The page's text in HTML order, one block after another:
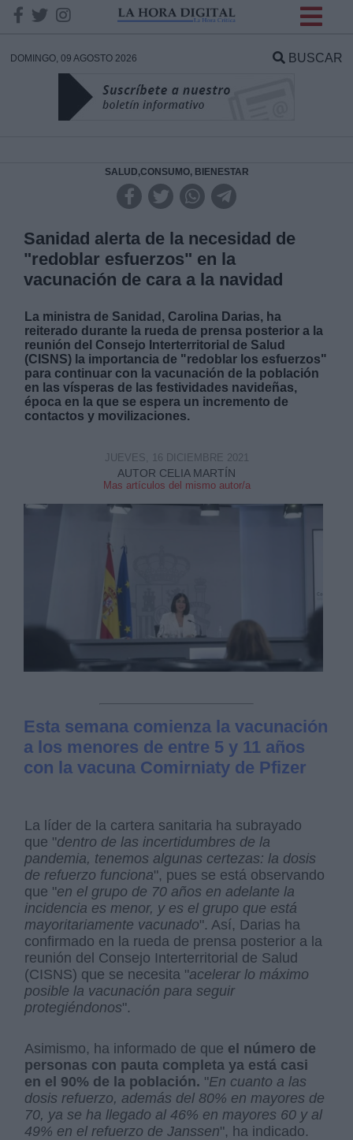
DOMINGO, 09 AGOSTO 2026 BUSCAR
SALUD,CONSUMO, BIENESTAR
Sanidad alerta de la necesidad de
"redoblar esfuerzos" en la
vacunación de cara a la navidad
La ministra de Sanidad, Carolina Darias, ha
reiterado durante la rueda de prensa posterior a la
reunión del Consejo Interterritorial de Salud
(CISNS) la importancia de "redoblar los esfuerzos"
para continuar con la vacunación de la población
en las vísperas de las festividades navideñas,
época en la que se espera un incremento de
contactos y movilizaciones.
AUTOR CELIA MARTÍN
Mas artículos del mismo autor/a
JUEVES, 16 DICIEMBRE 2021
Esta semana comienza la vacunación
a los menores de entre 5 y 11 años
con la vacuna Comirniaty de Pfizer
La líder de la cartera sanitaria ha subrayado
que "dentro de las incertidumbres de la
pandemia, tenemos algunas certezas: la dosis
de refuerzo funciona", pues se está observando
que "en el grupo de 70 años en adelante la
incidencia es menor, y es el grupo que está
mayoritariamente vacunado". Así, Darias ha
confirmado en la rueda de prensa posterior a la
reunión del Consejo Interterritorial de Salud
(CISNS) que se necesita "acelerar lo máximo
posible la vacunación para seguir
protegiéndonos".
Asimismo, ha informado de que el número de
personas con pauta completa ya está casi
en el 90% de la población. "En cuanto a las
dosis refuerzo, además del 80% en mayores de
70, ya se ha llegado al 46% en mayores 60 y al
49% en el refuerzo de Janssen", ha indicado.
DATOS
Responsable:
Legitimación:
Destinatarios: